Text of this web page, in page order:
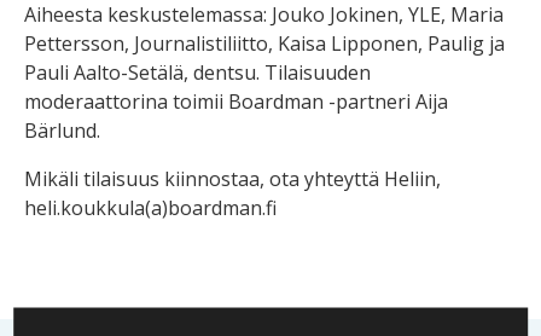
Aiheesta keskustelemassa: Jouko Jokinen, YLE, Maria
Pettersson, Journalistiliitto, Kaisa Lipponen, Paulig ja
Pauli Aalto-Setälä, dentsu. Tilaisuuden
moderaattorina toimii Boardman -partneri Aija
Bärlund.
Mikäli tilaisuus kiinnostaa, ota yhteyttä Heliin,
heli.koukkula(a)boardman.fi